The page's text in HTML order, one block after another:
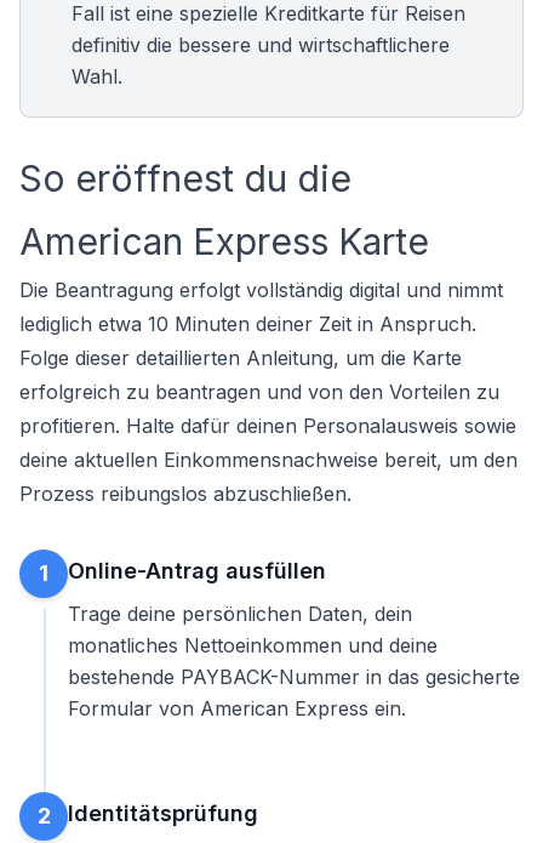
Fall ist eine spezielle Kreditkarte für Reisen
definitiv die bessere und wirtschaftlichere
Wahl.
So eröffnest du die
American Express Karte
Die Beantragung erfolgt vollständig digital und nimmt
lediglich etwa 10 Minuten deiner Zeit in Anspruch.
Folge dieser detaillierten Anleitung, um die Karte
erfolgreich zu beantragen und von den Vorteilen zu
profitieren. Halte dafür deinen Personalausweis sowie
deine aktuellen Einkommensnachweise bereit, um den
Prozess reibungslos abzuschließen.
1 Online-Antrag ausfüllen
Trage deine persönlichen Daten, dein
monatliches Nettoeinkommen und deine
bestehende PAYBACK-Nummer in das gesicherte
Formular von American Express ein.
2 Identitätsprüfung